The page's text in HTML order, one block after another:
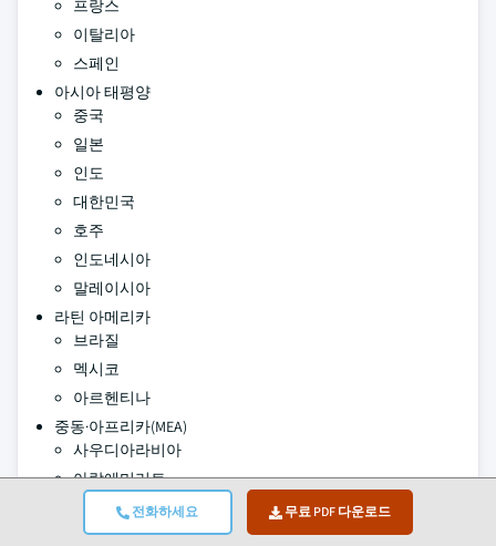
전화하세요 무료 PDF 다운로드
프랑스
이탈리아
스페인
아시아 태평양
중국
일본
인도
대한민국
호주
인도네시아
말레이시아
라틴 아메리카
브라질
멕시코
아르헨티나
중동·아프리카(MEA)
사우디아라비아
아랍에미리트
남아프리카공화국